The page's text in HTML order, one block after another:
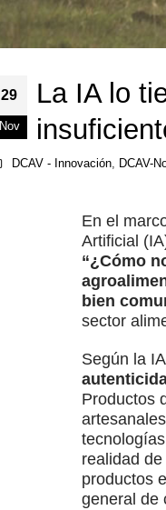
29
Nov
La IA lo
DCAV - Innovación, DCAV-
En el
Artificial
“¿Cómo
bien
sector
Según la
Productos
realidad
productos
general de